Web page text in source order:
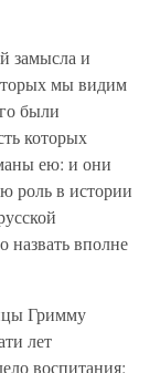
замысла и
мы видим
были
которых
ею: и они
роль в истории
вполне
Гримму
лет
воспитания: